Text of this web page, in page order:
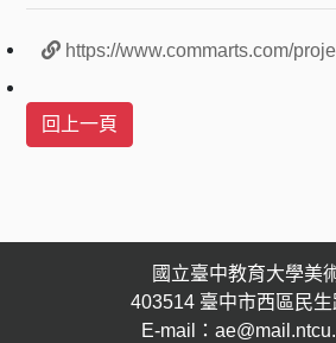
https://www.commarts.com/
國立臺中教育大學美
403514 臺中市西區民
E-mail：